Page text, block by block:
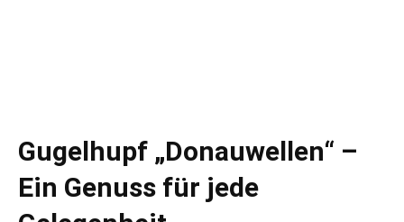
Gugelhupf „Donauwellen“ –
Ein Genuss für jede